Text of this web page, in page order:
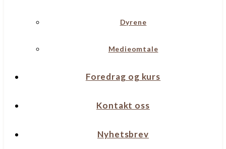
Dyrene
Medieomtale
Foredrag og kurs
Kontakt oss
Nyhetsbrev